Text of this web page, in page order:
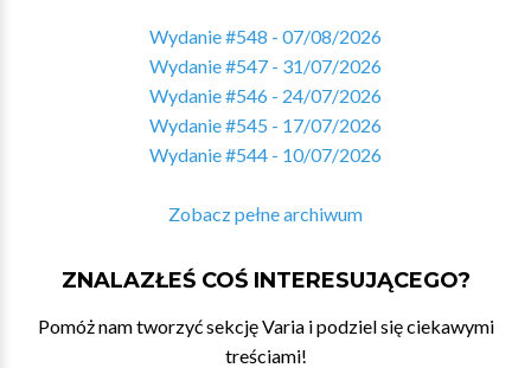
Wydanie #548 - 07/08/2026
Wydanie #547 - 31/07/2026
Wydanie #546 - 24/07/2026
Wydanie #545 - 17/07/2026
Wydanie #544 - 10/07/2026
Zobacz pełne archiwum
ZNALAZŁEŚ COŚ INTERESUJĄCEGO?
Pomóż nam tworzyć sekcję Varia i podziel się ciekawymi
treściami!